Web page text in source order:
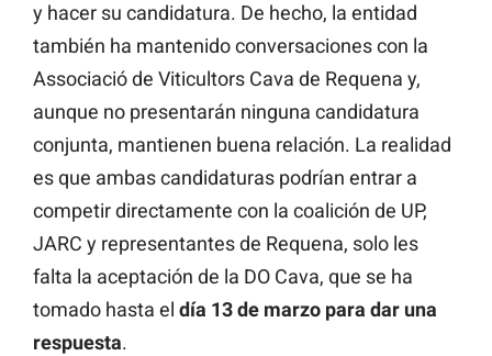
y hacer su candidatura. De hecho, la entidad
también ha mantenido conversaciones con la
Associació de Viticultors Cava de Requena y,
aunque no presentarán ninguna candidatura
conjunta, mantienen buena relación. La realidad
es que ambas candidaturas podrían entrar a
competir directamente con la coalición de UP,
JARC y representantes de Requena, solo les
falta la aceptación de la DO Cava, que se ha
tomado hasta el día 13 de marzo para dar una
respuesta.